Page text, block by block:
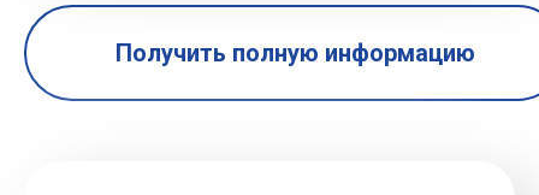
Получить полную информацию